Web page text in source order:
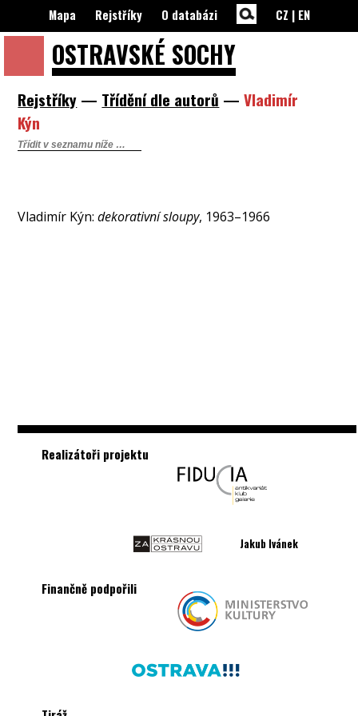
OSTRAVSKÉ SOCHY
Mapa Rejstříky O databázi CZ | EN
Rejstříky — Třídění dle autorů —Vladimír
Kýn
Vladimír Kýn:dekorativní sloupy, 1963–1966
Realizátoři projektu
Jakub Ivánek
Finančně podpořili